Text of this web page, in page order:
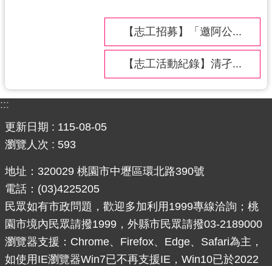
府
網
資
料
開
放
宣
告
【志工招募】「邀阿公...
【志工活動紀錄】清孑...
:::
更新日期
115-08-05
瀏覽人次
593
地址：320029 桃園市中壢區環北路390號
電話：(03)4225205
民眾如有市政問題，歡迎多加利用1999專線洽詢；桃
園市境內民眾請撥1999，外縣市民眾請撥03-2189000
瀏覽器支援：Chrome、Firefox、Edge、Safari為主，
如使用IE瀏覽器Win7已不再支援IE，Win10已於2022